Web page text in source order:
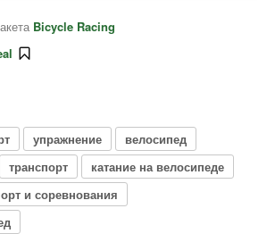
Bicycle Racing
упражнение
велосипед
транспорт
катание на велосипеде
и соревнования